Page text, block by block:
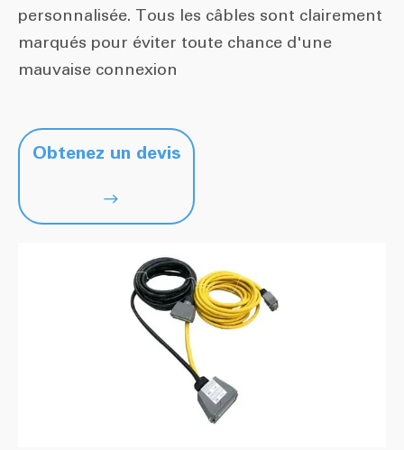
personnalisée. Tous les câbles sont clairement
marqués pour éviter toute chance d'une
mauvaise connexion
Obtenez un devis
